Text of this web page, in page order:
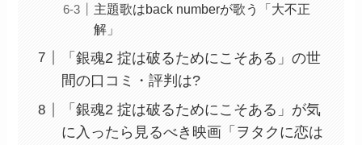
主題歌はback numberが歌う「大不正
解」
「銀魂2 掟は破るためにこそある」の世
間の口コミ・評判は?
「銀魂2 掟は破るためにこそある」が気
に入ったら見るべき映画「ヲタクに恋は